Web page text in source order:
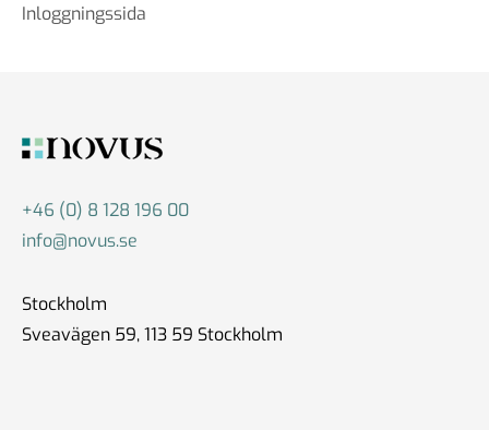
Inloggningssida
+46 (0) 8 128 196 00
info@novus.se
Stockholm
Sveavägen 59, 113 59 Stockholm